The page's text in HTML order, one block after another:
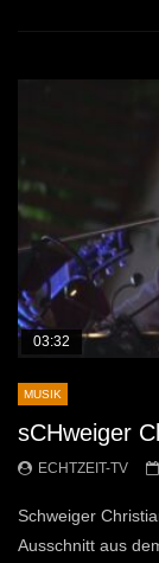
03:32
MUSIK
sCHweiger
ECHTZEIT-TV
Schweiger
Ausschnitt aus